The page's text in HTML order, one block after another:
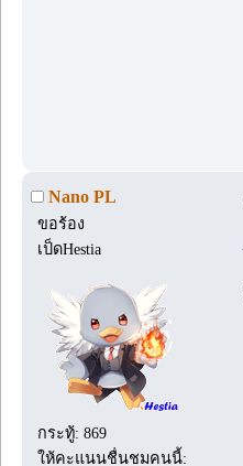
Nano PL
ขอร้อง
เป็ดHestia
กระทู้: 869
ให้คะแนนชื่นชมคนนี้: